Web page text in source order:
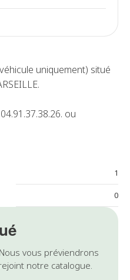
vous préviendrons
notre catalogue.
uniquement) situé
ou
1
0